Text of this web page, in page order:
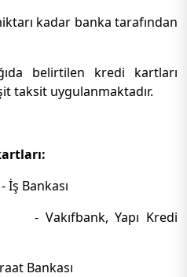
kadar banka tarafından
belirtilen kredi kartları
taksit uygulanmaktadır.
Bankası
Vakıfbank, Yapı Kredi